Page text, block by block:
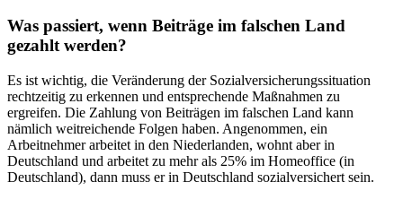
Was passiert, wenn Beiträge im falschen Land
gezahlt werden?
Es ist wichtig, die Veränderung der Sozialversicherungssituation
rechtzeitig zu erkennen und entsprechende Maßnahmen zu
ergreifen. Die Zahlung von Beiträgen im falschen Land kann
nämlich weitreichende Folgen haben. Angenommen, ein
Arbeitnehmer arbeitet in den Niederlanden, wohnt aber in
Deutschland und arbeitet zu mehr als 25% im Homeoffice (in
Deutschland), dann muss er in Deutschland sozialversichert sein.